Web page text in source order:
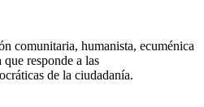
comunitaria, humanista, ecuménica
responde a las
de la ciudadanía.